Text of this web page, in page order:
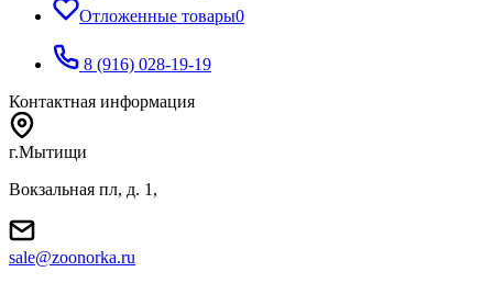
Отложенные товары0
8 (916) 028-19-19
Контактная информация
г.Мытищи
Вокзальная пл, д. 1,
sale@zoonorka.ru